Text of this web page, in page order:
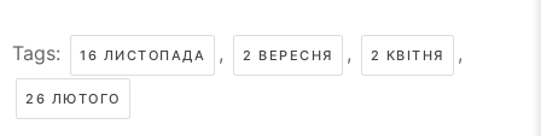
Tags: 16 ЛИСТОПАДА , 2 ВЕРЕСНЯ , 2 КВІТНЯ ,
26 ЛЮТОГО